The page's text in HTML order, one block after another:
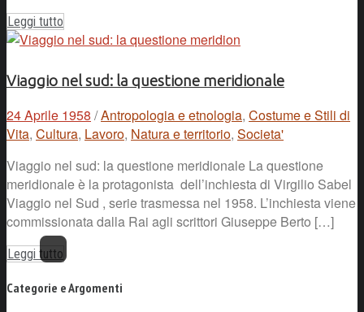
Leggi tutto
Viaggio nel sud: la questione meridionale
24 Aprile 1958 /Antropologia e etnologia, Costume e Stili di
Vita, Cultura, Lavoro, Natura e territorio, Societa'
Viaggio nel sud: la questione meridionale La questione
meridionale è la protagonista dell’inchiesta di Virgilio Sabel
Viaggio nel Sud , serie trasmessa nel 1958. L’inchiesta viene
commissionata dalla Rai agli scrittori Giuseppe Berto […]
Leggi tutto
Categorie e Argomenti